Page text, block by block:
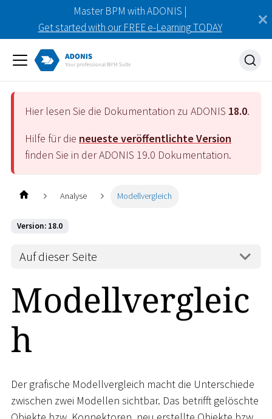
Master BPM with ADONIS |
Get started with our FREE e-Learning TODAY
Hier lesen Sie die Dokumentation zu ADONIS 18.0.
Hilfe für die neueste veröffentlichte Version
finden Sie in der ADONIS 19.0 Dokumentation.
Analyse Modellvergleich
Version: 18.0
Auf dieser Seite
Modellvergleic
h
Der grafische Modellvergleich macht die Unterschiede
zwischen zwei Modellen sichtbar. Das betrifft gelöschte